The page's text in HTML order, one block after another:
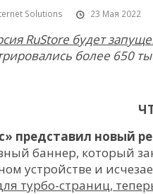
Solutions 23 Мая 2022
RuStore будет
более 650
представил новый
баннер, который
устройстве и
турбо-страниц,